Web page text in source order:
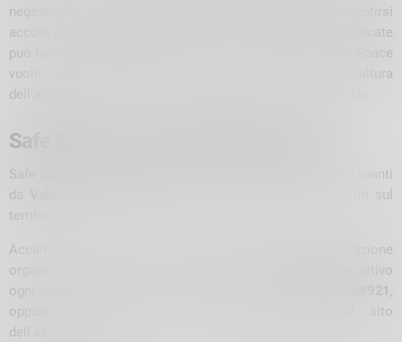
negozio, in uno studio professionale o in un’attività e sentirsi
accolti e accolte senza il timore di essere giudicati o giudicate
può fare una grande differenza nella vita quotidiana. Safe Space
vuole contribuire proprio a questo: creare una cultura
dell’accoglienza che diventi patrimonio di tutta la comunità».
Safe Space, eventi e Telefono Amico
Safe Space si inserisce in un percorso più ampio portato avanti
da
per promuovere spazi sicuri sul
territorio.
Accanto alla nuova rete di attività inclusive, l’associazione
organizza eventi e porta avanti il progetto
, attivo
ogni domenica dalle 18.00 alle 21.00 al numero
0342 068921 ,
oppure tramite la chat anonima disponibile sul sito
dell’associazione.